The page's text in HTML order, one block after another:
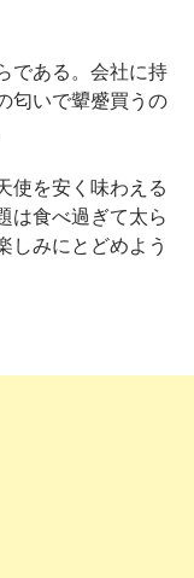
である。会社に持
匂いで顰蹙買うの
使を安く味わえる
は食べ過ぎて太ら
しみにとどめよう